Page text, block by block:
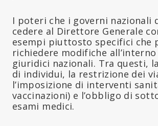
I poteri che i governi nazionali
cedere al Direttore Generale
esempi piuttosto specifici che
richiedere modifiche
giuridici nazionali. Tra questi,
di individui, la restrizione dei
l’imposizione di interventi
vaccinazioni) e l’obbligo di
esami medici.